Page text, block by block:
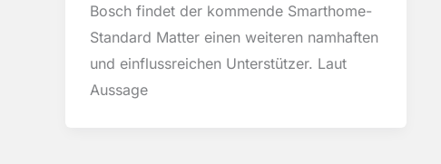
Bosch findet der kommende Smarthome-
Standard Matter einen weiteren namhaften
und einflussreichen Unterstützer. Laut
Aussage